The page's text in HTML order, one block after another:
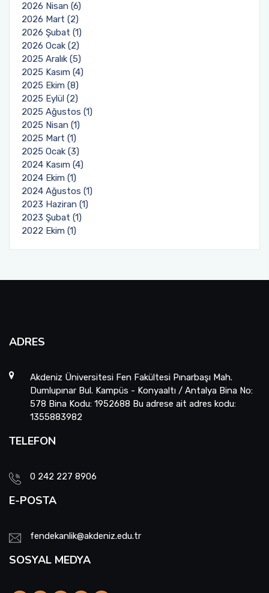
2026 Nisan (6)
2026 Mart (2)
2026 Şubat (1)
2026 Ocak (2)
2025 Aralık (5)
2025 Kasım (4)
2025 Ekim (8)
2025 Eylül (2)
2025 Ağustos (1)
2025 Nisan (1)
2025 Mart (1)
2025 Ocak (3)
2024 Kasım (4)
2024 Ekim (1)
2024 Ağustos (1)
2023 Haziran (1)
2023 Şubat (1)
2022 Ekim (1)
ADRES
Akdeniz Üniversitesi Fen Fakültesi Pınarbaşı Mah.
Dumlupınar Bul. Kampüs - Konyaaltı / Antalya Bina No:
578 Bina Kodu: 1952688 Bu adrese ait adres kodu:
1355883982
TELEFON
0 242 227 8906
E-POSTA
fendekanlik@akdeniz.edu.tr
SOSYAL MEDYA